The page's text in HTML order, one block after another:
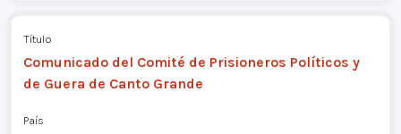
Título
Comunicado del Comité de Prisioneros Políticos y
de Guera de Canto Grande
País